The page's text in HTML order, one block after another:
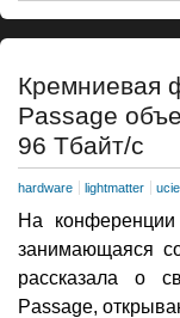
Кремниевая
Passage
96 Тбайт/с
hardware lightmatter ucie
На
занимающаяся
рассказала о
Passage,